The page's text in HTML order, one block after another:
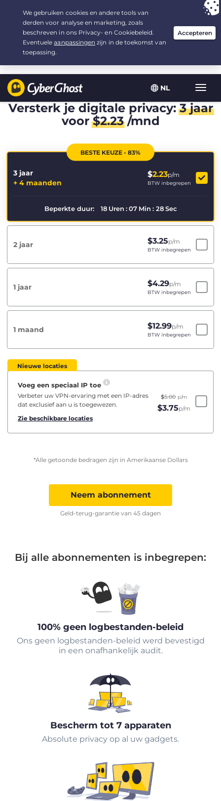
NL
Uw keuze:de beste aanbieding voor 3.3333333333333 jaar, voor $
2.23/maand
Versterk je digitale privacy:3 jaar
voor$2.23/mnd
BESTE KEUZE - 83%
3 jaar
+ 4 maanden
$2.23p/m
BTW inbegrepen
Beperkte duur: 18 Uren : 07 Min : 28 Sec
2 jaar $3.25p/m
BTW inbegrepen
1 jaar $4.29p/m
BTW inbegrepen
1 maand $12.99p/m
BTW inbegrepen
Nieuwe locaties
Voeg een speciaal IP toe
Verbeter uw VPN-ervaring met een IP-adres
dat exclusief aan u is toegewezen.
Zie beschikbare locaties
$5.00 p/m
$3.75p/m
*Alle getoonde bedragen zijn in Amerikaanse Dollars
Neem abonnement
Geld-terug-garantie van 45 dagen
Bij alle abonnementen is inbegrepen:
100% geen logbestanden-beleid
Ons geen logbestanden-beleid werd bevestigd
in een onafhankelijk audit.
Bescherm tot 7 apparaten
Absolute privacy op al uw gadgets.